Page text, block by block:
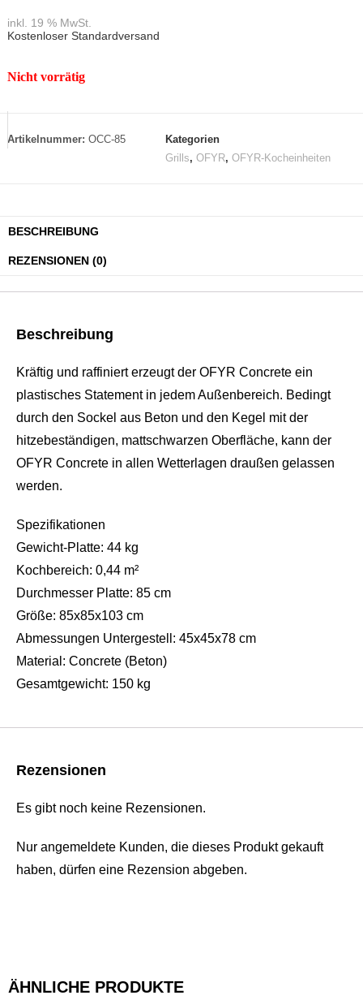
inkl. 19 % MwSt.
Kostenloser Standardversand
Nicht vorrätig
Artikelnummer: OCC-85
Kategorien
Grills, OFYR, OFYR-Kocheinheiten
BESCHREIBUNG
REZENSIONEN (0)
Beschreibung
Kräftig und raffiniert erzeugt der OFYR Concrete ein
plastisches Statement in jedem Außenbereich. Bedingt
durch den Sockel aus Beton und den Kegel mit der
hitzebeständigen, mattschwarzen Oberfläche, kann der
OFYR Concrete in allen Wetterlagen draußen gelassen
werden.
Spezifikationen
Gewicht-Platte: 44 kg
Kochbereich: 0,44 m²
Durchmesser Platte: 85 cm
Größe: 85x85x103 cm
Abmessungen Untergestell: 45x45x78 cm
Material: Concrete (Beton)
Gesamtgewicht: 150 kg
Rezensionen
Es gibt noch keine Rezensionen.
Nur angemeldete Kunden, die dieses Produkt gekauft
haben, dürfen eine Rezension abgeben.
ÄHNLICHE PRODUKTE